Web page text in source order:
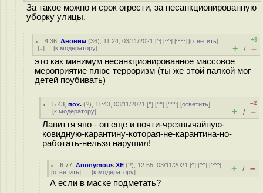
За такое можно и срок огрести, за несанкционированную
уборку улицы.
4.36 ,Аноним (36), 11:24, 03/11/2021 [^] [^^] [^^^] [ответить]
[↓] [к модератору]
+9
+ / –
это как минимум несанкционированное массовое
мероприятие плюс терроризм (ты же этой палкой мог
детей поубивать)
5.43 ,пох. (?), 11:43, 03/11/2021 [^] [^^] [^^^] [ответить]
[к модератору]
–2
+ / –
Лавиття яво - он еще и почти-чрезвычайную-
ковидную-карантину-которая-не-карантина-но-
работать-нельзя нарушил!
6.77 ,Anonymous XE (?), 12:55, 03/11/2021 [^] [^^] [^^^]
[ответить] [к модератору] + / –
А если в маске подметать?